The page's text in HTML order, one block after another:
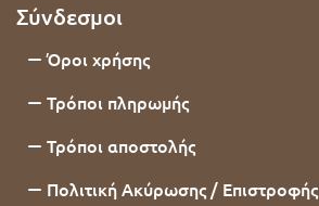
Σύνδεσμοι
Όροι χρήσης
Τρόποι πληρωμής
Τρόποι αποστολής
Πολιτική Ακύρωσης / Επιστροφής